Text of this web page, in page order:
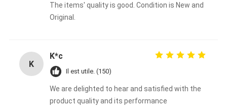
The items' quality is good. Condition is New and
Original.
K
K*c
Il est utile. (150)
We are delighted to hear and satisfied with the
product quality and its performance